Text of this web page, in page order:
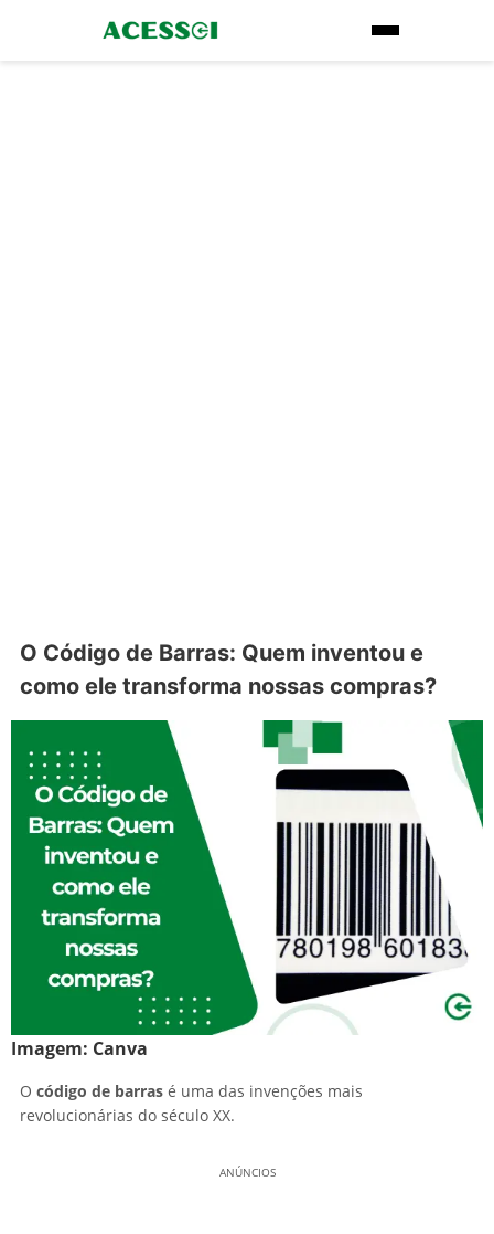
O Código de Barras: Quem inventou e
como ele transforma nossas compras?
Imagem: Canva
O código de barras é uma das invenções mais
revolucionárias do século XX.
ANÚNCIOS